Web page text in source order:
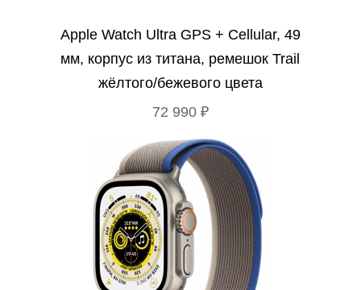
Apple Watch Ultra GPS + Cellular, 49
мм, корпус из титана, ремешок Trail
жёлтого/бежевого цвета
72 990 ₽